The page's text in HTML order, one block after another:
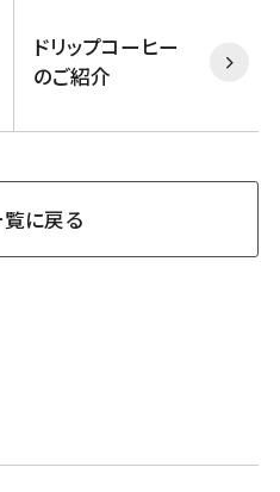
ドリップコーヒー
のご紹介
に戻る